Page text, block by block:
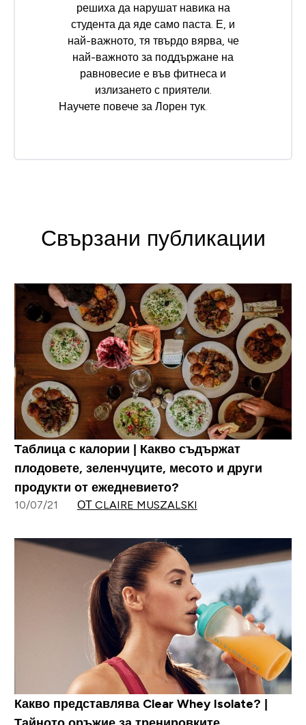
решиха да нарушат навика на
студента да яде само паста. Е, и
най-важното, тя твърдо вярва, че
най-важното за поддържане на
равновесие е във фитнеса и
излизането с приятели.
Научете повече за Лорен тук
Свързани публикации
Таблица с калории | Какво съдържат
плодовете, зеленчуците, месото и други
продукти от ежедневието?
10/07/21 ОТ CLAIRE MUSZALSKI
Какво представлява Clear Whey Isolate? |